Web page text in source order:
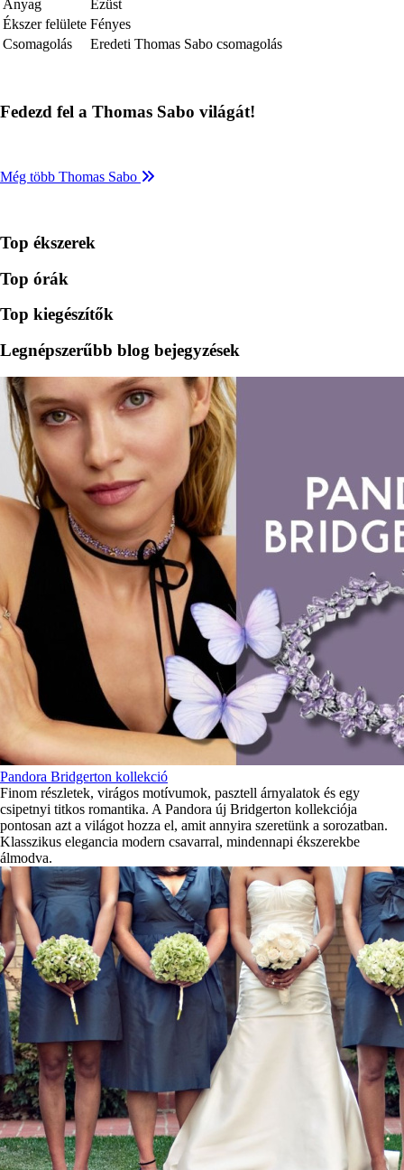
Anyag
Ezüst
Ékszer felülete Fényes
Csomagolás
Eredeti Thomas Sabo csomagolás
Fedezd fel a Thomas Sabo világát!
Még több Thomas Sabo
Top ékszerek
Top órák
Top kiegészítők
Legnépszerűbb blog bejegyzések
Pandora Bridgerton kollekció
Finom részletek, virágos motívumok, pasztell árnyalatok és egy
csipetnyi titkos romantika. A Pandora új Bridgerton kollekciója
pontosan azt a világot hozza el, amit annyira szeretünk a sorozatban.
Klasszikus elegancia modern csavarral, mindennapi ékszerekbe
álmodva.